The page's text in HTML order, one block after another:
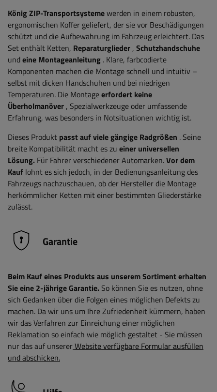
König ZIP-Transportsystemewerden in einem robusten,
ergonomischen Koffer geliefert, der sie vor Beschädigungen
schützt und die Aufbewahrung im Fahrzeug erleichtert. Das
Set enthält Ketten, Reparaturglieder , Schutzhandschuhe
undeine Montageanleitung . Klare, farbcodierte
Komponenten machen die Montage schnell und intuitiv –
selbst mit dicken Handschuhen und bei niedrigen
Temperaturen. Die Montageerfordert keine
Überholmanöver , Spezialwerkzeuge oder umfassende
Erfahrung, was besonders in Notsituationen wichtig ist.
Dieses Produkt passt auf viele gängige Radgrößen . Seine
breite Kompatibilität macht es zu einer universellen
Lösung. Für Fahrer verschiedener Automarken.Vor dem
Kauf lohnt es sich jedoch, in der Bedienungsanleitung des
Fahrzeugs nachzuschauen, ob der Hersteller die Montage
herkömmlicher Ketten mit einer bestimmten Gliederstärke
zulässt.
Garantie
Beim Kauf eines Produkts aus unserem Sortiment erhalten
Sie eine 2-jährige Garantie. So können Sie es nutzen, ohne
sich Gedanken über die Folgen eines möglichen Defekts zu
machen. Da wir uns um Ihre Zufriedenheit kümmern, haben
wir das Verfahren zur Einreichung einer möglichen
Reklamation so einfach wie möglich gestaltet - Sie müssen
nur das auf unsererWebsite verfügbare Formular ausfüllen
und abschicken.